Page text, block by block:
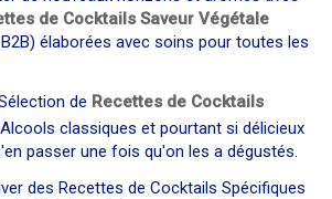
de Cocktails Saveur Végétale
élaborées avec soins pour toutes les
de Recettes de Cocktails
classiques et pourtant si délicieux
passer une fois qu'on les a dégustés.
des Recettes de Cocktails Spécifiques